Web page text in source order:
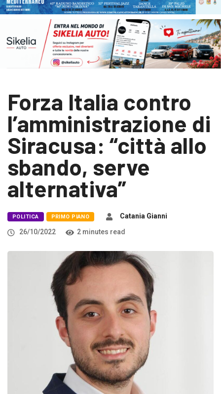
Forza Italia contro
l’amministrazione di
Siracusa: “città allo
sbando, serve
alternativa”
POLITICA PRIMO PIANO
Catania Gianni
26/10/2022
2 minutes read